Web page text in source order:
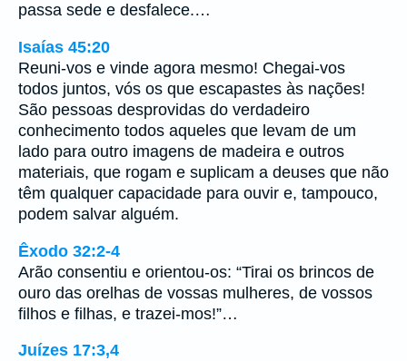
passa sede e desfalece.…
Isaías 45:20
Reuni-vos e vinde agora mesmo! Chegai-vos
todos juntos, vós os que escapastes às nações!
São pessoas desprovidas do verdadeiro
conhecimento todos aqueles que levam de um
lado para outro imagens de madeira e outros
materiais, que rogam e suplicam a deuses que não
têm qualquer capacidade para ouvir e, tampouco,
podem salvar alguém.
Êxodo 32:2-4
Arão consentiu e orientou-os: “Tirai os brincos de
ouro das orelhas de vossas mulheres, de vossos
filhos e filhas, e trazei-mos!”…
Juízes 17:3,4